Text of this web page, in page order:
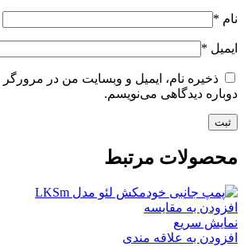
نام *
ایمیل *
ذخیره نام، ایمیل و وبسایت من در مرورگر
دوباره دیدگاهی می‌نویسم.
محصولات مرتبط
افزودن به مقایسه
نمایش سریع
افزودن به علاقه مندی